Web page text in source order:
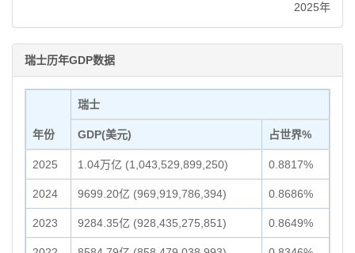
2025年
瑞士历年GDP数据
年份
瑞士
GDP(美元) 占世界%
2025 1.04万亿 (1,043,529,899,250) 0.8817%
2024 9699.20亿 (969,919,786,394) 0.8686%
2023 9284.35亿 (928,435,275,851) 0.8649%